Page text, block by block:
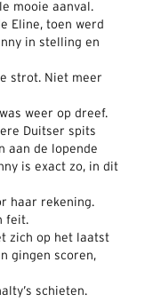
mooie aanval.
Eline, toen werd
in stelling en
strot. Niet meer
weer op dreef.
Duitser spits
aan de lopende
is exact zo, in dit
haar rekening.
feit.
zich op het laatst
gingen scoren,
schieten.